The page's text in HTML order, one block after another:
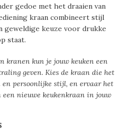
gedoe met het draaien van
kraan combineert stijl
geweldige keuze voor drukke
staat.
kranen kun je jouw keuken een
geven. Kies de kraan die het
en persoonlijke stijl, en ervaar het
een nieuwe keukenkraan in jouw